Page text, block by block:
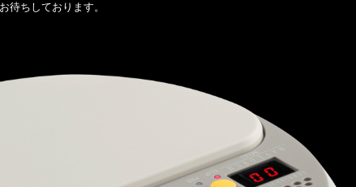
待ちしております。